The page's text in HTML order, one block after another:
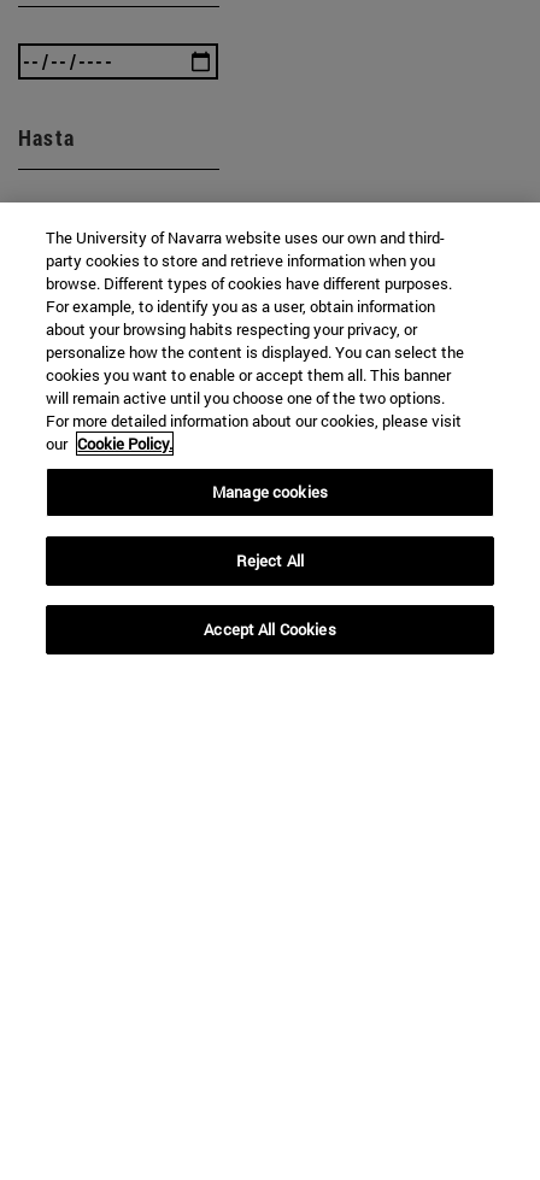
Hasta
BUSCAR
The University of Navarra website uses our own and third-
party cookies to store and retrieve information when you
browse. Different types of cookies have different purposes.
For example, to identify you as a user, obtain information
about your browsing habits respecting your privacy, or
personalize how the content is displayed. You can select the
cookies you want to enable or accept them all. This banner
will remain active until you choose one of the two options.
For more detailed information about our cookies, please visit
our Cookie Policy.
Manage cookies
Reject All
Accept All Cookies